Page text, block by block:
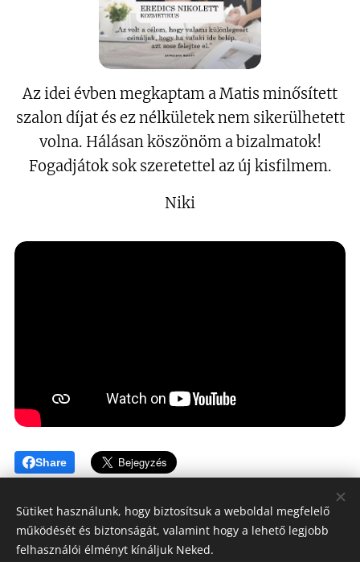
Az idei évben megkaptam a Matis minősített
szalon díjat és ez nélkületek nem sikerülhetett
volna. Hálásan köszönöm a bizalmatok!
Fogadjátok sok szeretettel az új kisfilmem.
Niki
Share
Sütiket használunk, hogy biztosítsuk a weboldal megfelelő
működését és biztonságát, valamint hogy a lehető legjobb
felhasználói élményt kínáljuk Neked.